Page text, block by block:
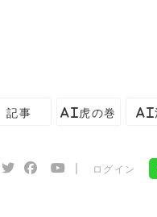
記事 AI虎の巻 AI
ログイン